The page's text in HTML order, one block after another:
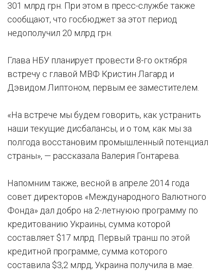
301 млрд грн. При этом в пресс-службе также
сообщают, что госбюджет за этот период
недополучил 20 млрд грн.
Глава НБУ планирует провести 8-го октября
встречу с главой МВФ Кристин Лагард и
Дэвидом Липтоном, первым ее заместителем.
«На встрече мы будем говорить, как устранить
наши текущие дисбалансы, и о том, как мы за
полгода восстановим промышленный потенциал
страны», — рассказала Валерия Гонтарева.
Напомним также, весной в апреле 2014 года
совет директоров «Международного Валютного
Фонда» дал добро на 2-летнуюю программу по
кредитованию Украины, сумма которой
составляет $17 млрд. Первый транш по этой
кредитной программе, сумма которого
составила $3,2 млрд, Украина получила в мае.